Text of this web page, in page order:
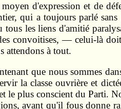
d'expression et de
qui a toujours parlé
les liens d'amitié
convoitises, — celui-là
attendons à tout.
que nous sommes
la classe ouvrière et
le plus conscient du Parti.
avant qu'il fous donne